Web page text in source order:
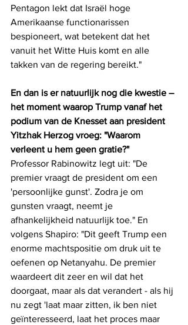
Pentagon lekt dat Israël hoge
Amerikaanse functionarissen
bespioneert, wat betekent dat het
vanuit het Witte Huis komt en alle
takken van de regering bereikt."
En dan is er natuurlijk nog die kwestie –
het moment waarop Trump vanaf het
podium van de Knesset aan president
Yitzhak Herzog vroeg: "Waarom
verleent u hem geen gratie?"
Professor Rabinowitz legt uit: "De
premier vraagt ​​de president om een ​​
'persoonlijke gunst'. Zodra je om
gunsten vraagt, neemt je
afhankelijkheid natuurlijk toe." En
volgens Shapiro: "Dit geeft Trump een
enorme machtspositie om druk uit te
oefenen op Netanyahu. De premier
waardeert dit zeer en wil dat het
doorgaat, maar als dat verandert - als hij
nu zegt 'laat maar zitten, ik ben niet
geïnteresseerd, laat het proces maar